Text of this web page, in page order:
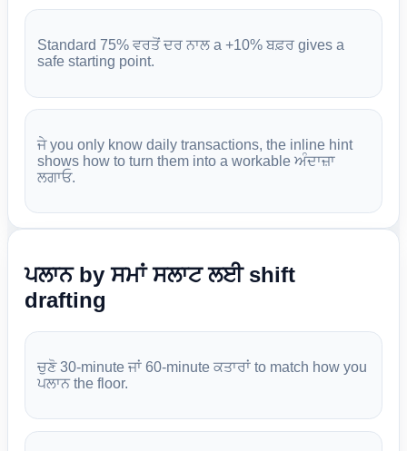
Standard 75% ਵਰਤੋਂ ਦਰ ਨਾਲ a +10% ਬਫ਼ਰ gives a
safe starting point.
ਜੇ you only know daily transactions, the inline hint
shows how to turn them into a workable ਅੰਦਾਜ਼ਾ
ਲਗਾਓ.
ਪਲਾਨ by ਸਮਾਂ ਸਲਾਟ ਲਈ shift
drafting
ਚੁਣੋ 30-minute ਜਾਂ 60-minute ਕਤਾਰਾਂ to match how you
ਪਲਾਨ the floor.